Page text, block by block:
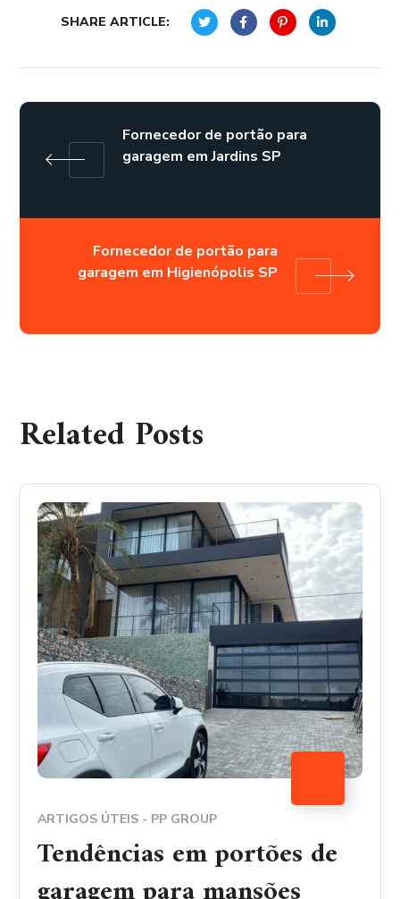
SHARE ARTICLE:
Fornecedor de portão para
garagem em Jardins SP
Fornecedor de portão para
garagem em Higienópolis SP
Related Posts
ARTIGOS ÚTEIS - PP GROUP
Tendências em portões de